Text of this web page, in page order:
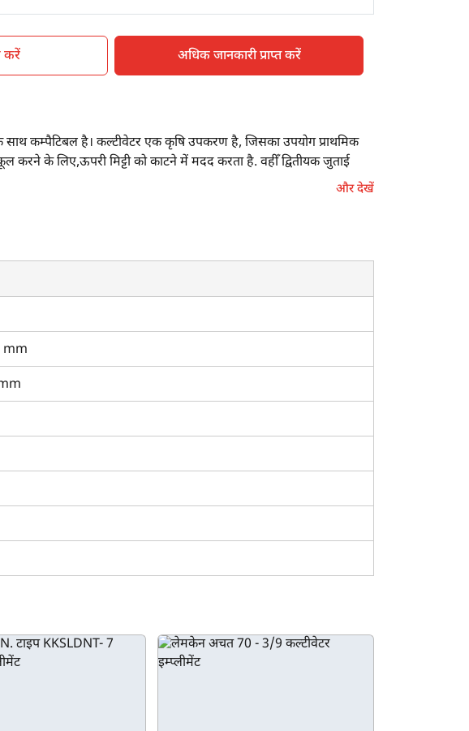
करें अधिक जानकारी प्राप्त करें
कम्पैटिबल है। कल्टीवेटर एक कृषि उपकरण है, जिसका उपयोग प्राथमिक
के लिए,ऊपरी मिट्टी को काटने में मदद करता है. वहीँ द्वितीयक जुताई
से लैस होता हैं, जिनका उपयोग अंतर खेती एवं सीड बेड तैयार के लिए किया
है।
है। यह कल्टीवेटर आपकी खेती की आवश्यकताओं को पूरा करता है या नहीं, यह
15 की तुलना अन्य कल्टीवेटर मॉडल से करने एवं उसके अनुसार अपने
आप हमारे प्लेटफ़ॉर्म पर उपलब्ध विभिन्न इम्प्लीमेंट वीडियो भी देख सकते हैं।
और देखें
mm